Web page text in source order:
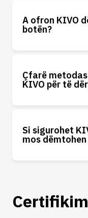
A ofron KIVO
botën?
Çfarë
KIVO për të
Si sigurohet
mos